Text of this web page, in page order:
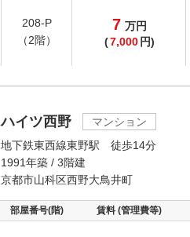
208-P
（2階）
7 万円
(7,000 円)
ハイツ西野
マンション
地下鉄東西線東野駅 徒歩14分
1991年築 / 3階建
京都市山科区西野大鳥井町
部屋番号(階) 賃料 (管理費等)